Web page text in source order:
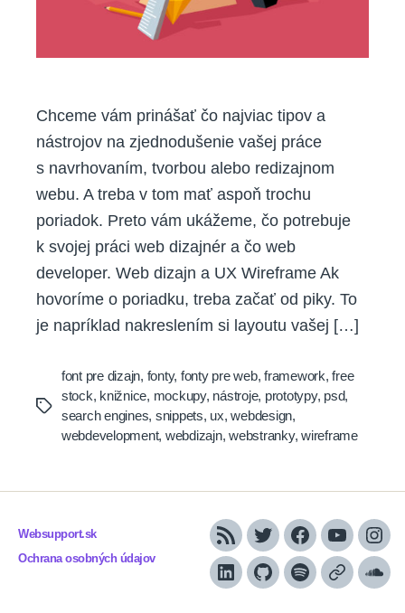
Chceme vám prinášať čo najviac tipov a
nástrojov na zjednodušenie vašej práce
s navrhovaním, tvorbou alebo redizajnom
webu. A treba v tom mať aspoň trochu
poriadok. Preto vám ukážeme, čo potrebuje
k svojej práci web dizajnér a čo web
developer. Web dizajn a UX Wireframe Ak
hovoríme o poriadku, treba začať od piky. To
je napríklad nakreslením si layoutu vašej […]
Tags
font pre dizajn, fonty, fonty pre web,framework,free
stock, knižnice, mockupy, nástroje, prototypy, psd,
search engines, snippets, ux,webdesign,
webdevelopment, webdizajn,webstranky,wireframe
Websupport.sk
Ochrana osobných údajov
RSS TwitterFacebook
YouTube
LinkedInGitHubSpotifyApple